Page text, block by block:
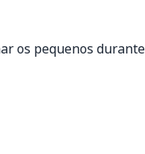
os pequenos